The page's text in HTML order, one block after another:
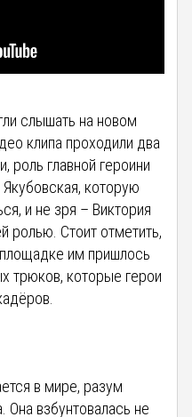
слышать на новом
клипа проходили два
роль главной героини
которую
и не зря – Виктория
ролью. Стоит отметить,
им пришлось
трюков, которые герои
в мире, разум
Она взбунтовалась не